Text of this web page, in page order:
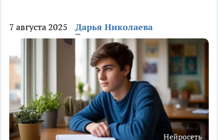
7 августа 2025 Дарья Николаева
Нейросеть